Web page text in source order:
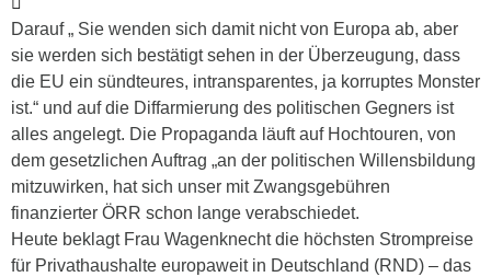
Darauf „ Sie wenden sich damit nicht von Europa ab, aber
sie werden sich bestätigt sehen in der Überzeugung, dass
die EU ein sündteures, intransparentes, ja korruptes Monster
ist.“ und auf die Diffarmierung des politischen Gegners ist
alles angelegt. Die Propaganda läuft auf Hochtouren, von
dem gesetzlichen Auftrag „an der politischen Willensbildung
mitzuwirken, hat sich unser mit Zwangsgebühren
finanzierter ÖRR schon lange verabschiedet.
Heute beklagt Frau Wagenknecht die höchsten Strompreise
für Privathaushalte europaweit in Deutschland (RND) – das